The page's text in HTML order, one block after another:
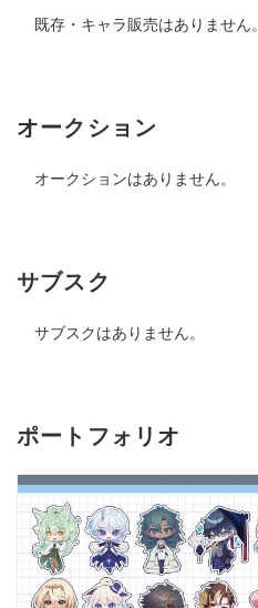
既存・キャラ販売はありません。
オークション
オークションはありません。
サブスク
サブスクはありません。
ポートフォリオ